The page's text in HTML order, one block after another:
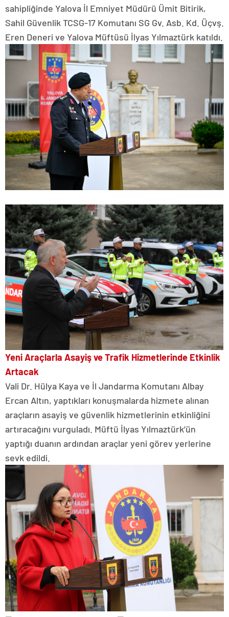
sahipliğinde Yalova İl Emniyet Müdürü Ümit Bitirik,
Sahil Güvenlik TCSG-17 Komutanı SG Gv. Asb. Kd. Üçvş.
Eren Deneri ve Yalova Müftüsü İlyas Yılmaztürk katıldı.
Yeni Araçlarla Asayiş ve Trafik Hizmetlerinde Etkinlik
Artacak
Vali Dr. Hülya Kaya ve İl Jandarma Komutanı Albay
Ercan Altın, yaptıkları konuşmalarda hizmete alınan
araçların asayiş ve güvenlik hizmetlerinin etkinliğini
artıracağını vurguladı. Müftü İlyas Yılmaztürk’ün
yaptığı duanın ardından araçlar yeni görev yerlerine
sevk edildi.